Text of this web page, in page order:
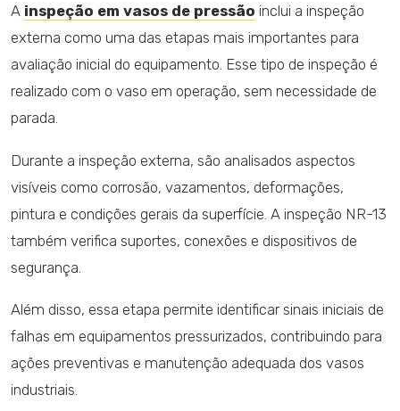
A inspeção em vasos de pressão inclui a inspeção
externa como uma das etapas mais importantes para
avaliação inicial do equipamento. Esse tipo de inspeção é
realizado com o vaso em operação, sem necessidade de
parada.
Durante a inspeção externa, são analisados aspectos
visíveis como corrosão, vazamentos, deformações,
pintura e condições gerais da superfície. A inspeção NR-13
também verifica suportes, conexões e dispositivos de
segurança.
Além disso, essa etapa permite identificar sinais iniciais de
falhas em equipamentos pressurizados, contribuindo para
ações preventivas e manutenção adequada dos vasos
industriais.